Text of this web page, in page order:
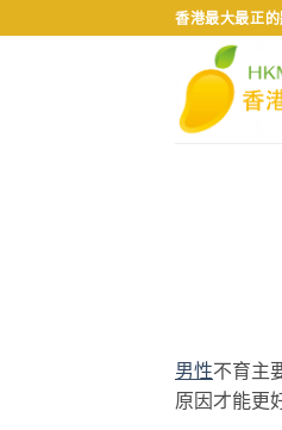
to
香港最大最正
男性不育主
原因才能更